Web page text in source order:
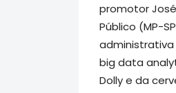
promotor
Público (MP-
administrativa
big data
Dolly e da